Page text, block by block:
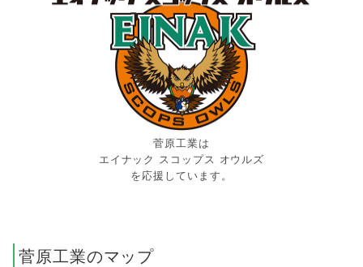
菅原工業は
エイナック スコップス オウルズ
を応援しています。
菅原工業のマップ